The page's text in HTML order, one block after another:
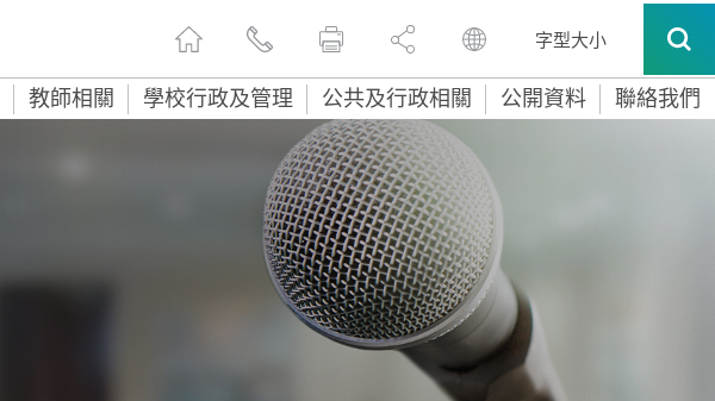
字型大小
教師相關 學校行政及管理 公共及行政相關 公開資料 聯絡我們